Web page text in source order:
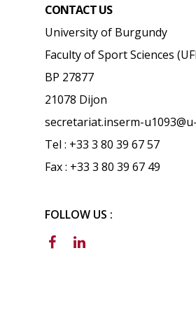
CONTACT US
University of Burgundy
Faculty of Sport Sciences
BP 27877
21078 Dijon
secretariat.inserm-
Tel : +33 3 80 39 67 57
Fax : +33 3 80 39 67 49
FOLLOW US :